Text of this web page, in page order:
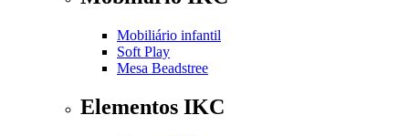
Mobiliário infantil
Soft Play
Mesa Beadstree
Elementos IKC